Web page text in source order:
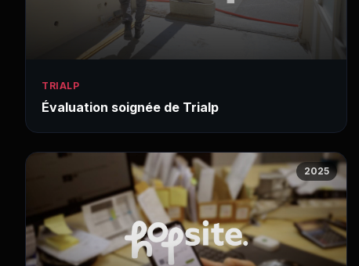
TRIALP
Évaluation soignée de Trialp
2025